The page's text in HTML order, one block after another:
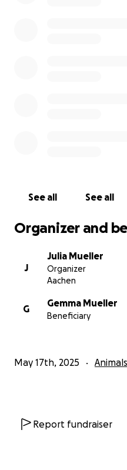
See all See all
Organizer and
J
Julia Mueller
Organizer
Aachen
G
Gemma Mueller
Beneficiary
May 17th, 2025 Animals
Report fundraiser